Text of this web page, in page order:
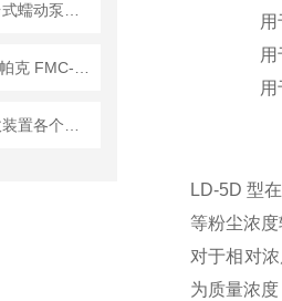
LD-5D 型
等粉尘浓
对于相对
为质量浓